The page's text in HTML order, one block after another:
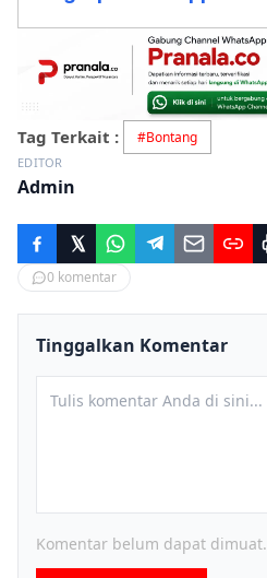
Tag Terkait : #Bontang
EDITOR
Admin
0 komentar
Tinggalkan Komentar
Komentar belum dapat dimuat.